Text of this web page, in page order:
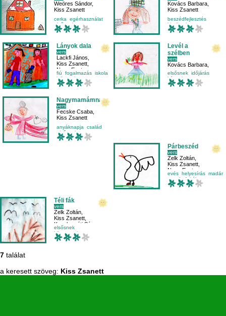
Weöres Sándor,
Kiss Zsanett
cerka
egérhasználat
elsősnek
finommotorika
Kovács Barbara
Kiss Zsanett
beszédfejlesztés
kicsiknek
külső világ-környezet
Lányok dala
vers
Lackfi János
Kiss Zsanett
Nagy Eszter
fiú fogalmazás iskola
jellemrajz
Levél a
szélben
vers
Kovács Barbara
Kiss Zsanett
elsősnek időjárás
képzelet
környezetismeret
Nagymamámnál
vers
Fecske Csaba
Kiss Zsanett
anyáknapja
család
elsősnek
környezetismeret
Párbeszéd
vers
Zelk Zoltán
Kiss Zsanett
Nagy Eszter
evés helyesírás madár
mondatfajták
Téli fák
vers
Zelk Zoltán
Kiss Zsanett
Kecskeméti Sára
elsősnek
környezetismeret
külső világ-környezet
7 találat
a keresett szöveg: Kiss Zsanett